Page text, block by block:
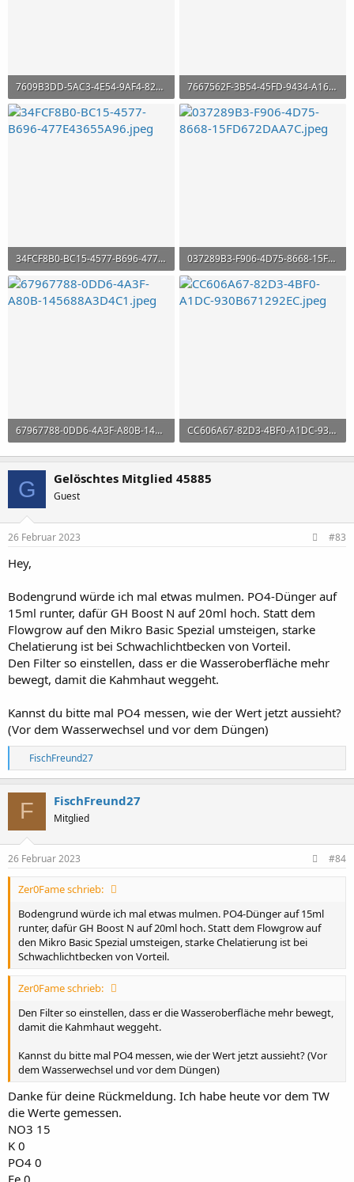
7609B3DD-5AC3-4E54-9AF4-829AB8C290B9.jpeg
438,8 KB · Aufrufe: 26
7667562F-3B54-45FD-9434-A1600829F388.jpeg
451,8 KB · Aufrufe: 32
34FCF8B0-BC15-4577-B696-477E43655A96.jpeg
422,3 KB · Aufrufe: 30
037289B3-F906-4D75-8668-15FD672DAA7C.jpeg
418,1 KB · Aufrufe: 30
67967788-0DD6-4A3F-A80B-145688A3D4C1.jpeg
552,3 KB · Aufrufe: 30
CC606A67-82D3-4BF0-A1DC-930B671292EC.jpeg
538,8 KB · Aufrufe: 30
G Gelöschtes Mitglied 45885
Guest
26 Februar 2023 #83
Hey,
Bodengrund würde ich mal etwas mulmen. PO4-Dünger auf
15ml runter, dafür GH Boost N auf 20ml hoch. Statt dem
Flowgrow auf den Mikro Basic Spezial umsteigen, starke
Chelatierung ist bei Schwachlichtbecken von Vorteil.
Den Filter so einstellen, dass er die Wasseroberfläche mehr
bewegt, damit die Kahmhaut weggeht.
Kannst du bitte mal PO4 messen, wie der Wert jetzt aussieht?
(Vor dem Wasserwechsel und vor dem Düngen)
R
e
a
k
t
o
n
e
FischFreund27
F FischFreund27
Mitglied
26 Februar 2023 #84
Zer0Fame schrieb:
Bodengrund würde ich mal etwas mulmen. PO4-Dünger auf 15ml
runter, dafür GH Boost N auf 20ml hoch. Statt dem Flowgrow auf
den Mikro Basic Spezial umsteigen, starke Chelatierung ist bei
Schwachlichtbecken von Vorteil.
Zer0Fame schrieb:
Den Filter so einstellen, dass er die Wasseroberfläche mehr bewegt,
damit die Kahmhaut weggeht.
Kannst du bitte mal PO4 messen, wie der Wert jetzt aussieht? (Vor
dem Wasserwechsel und vor dem Düngen)
Danke für deine Rückmeldung. Ich habe heute vor dem TW
die Werte gemessen.
NO3 15
K 0
PO4 0
Fe 0